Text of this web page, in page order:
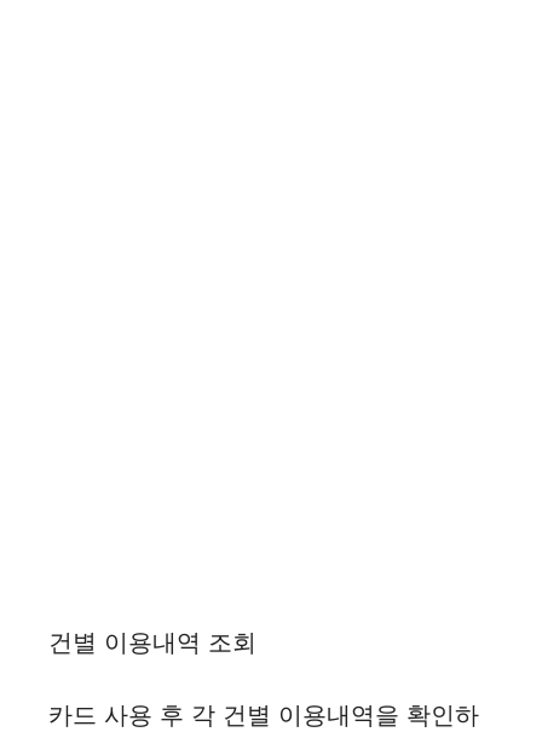
건별 이용내역 조회
카드 사용 후 각 건별 이용내역을 확인하